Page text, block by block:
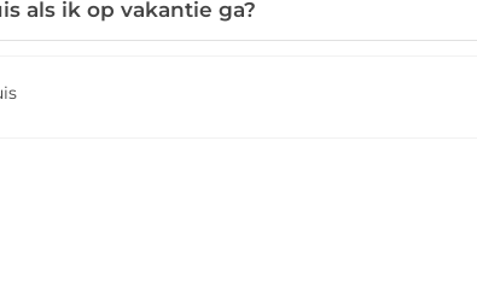
als ik op vakantie ga?